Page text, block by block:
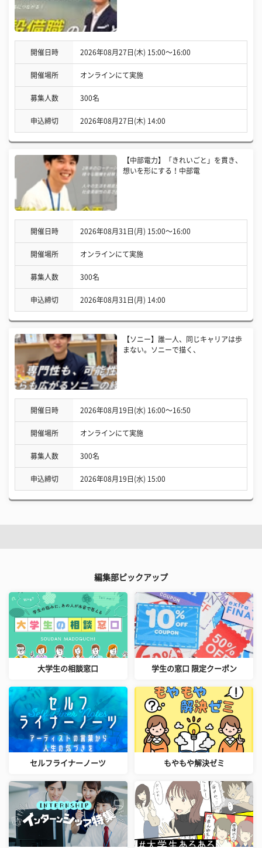
開催日時 2026年08月27日(木) 15:00〜16:00
開催場所 オンラインにて実施
募集人数 300名
申込締切 2026年08月27日(木) 14:00
【中部電力】「きれいごと」を貫き、
想いを形にする！中部電
開催日時 2026年08月31日(月) 15:00〜16:00
開催場所 オンラインにて実施
募集人数 300名
申込締切 2026年08月31日(月) 14:00
【ソニー】誰一人、同じキャリアは歩
まない。ソニーで描く、
開催日時 2026年08月19日(水) 16:00〜16:50
開催場所 オンラインにて実施
募集人数 300名
申込締切 2026年08月19日(水) 15:00
編集部ピックアップ
大学生の相談窓口 学生の窓口 限定クーポン
セルフライナーノーツ もやもや解決ゼミ